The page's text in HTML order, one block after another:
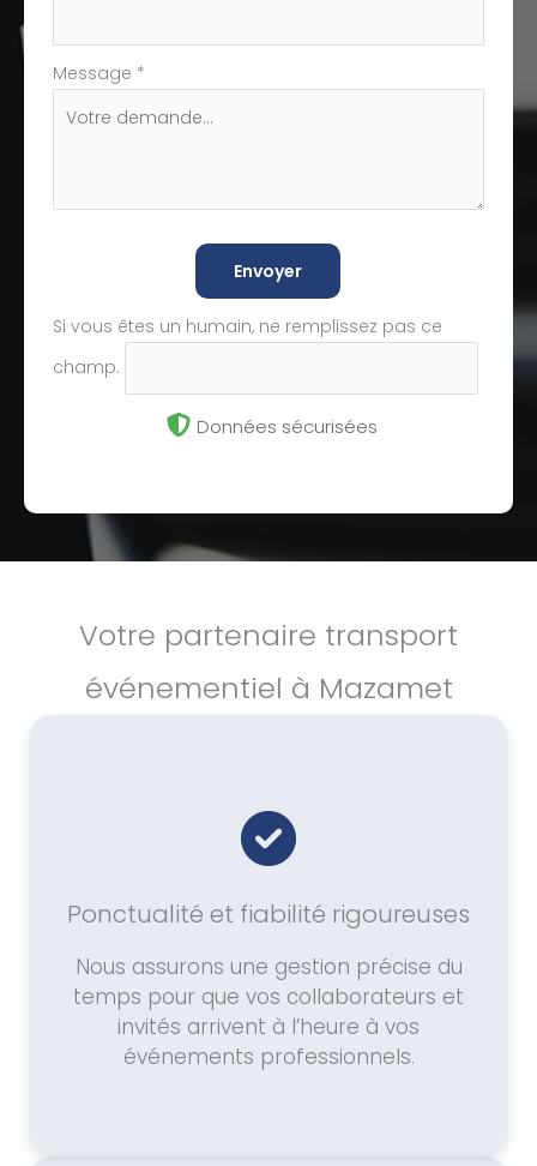
Message *
Envoyer
Si vous êtes un humain, ne remplissez pas ce
champ.
Données sécurisées
Votre partenaire transport
événementiel à Mazamet
Ponctualité et fiabilité rigoureuses
Nous assurons une gestion précise du
temps pour que vos collaborateurs et
invités arrivent à l’heure à vos
événements professionnels.